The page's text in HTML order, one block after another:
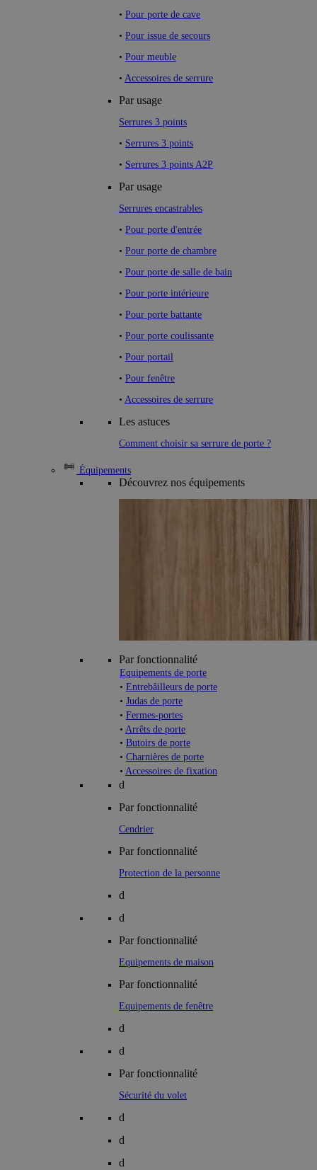
• Pour porte de cave
• Pour issue de secours
• Pour meuble
• Accessoires de serrure
Par usage
Serrures 3 points
• Serrures 3 points
• Serrures 3 points A2P
Par usage
Serrures encastrables
• Pour porte d'entrée
• Pour porte de chambre
• Pour porte de salle de bain
• Pour porte intérieure
• Pour porte battante
• Pour porte coulissante
• Pour portail
• Pour fenêtre
• Accessoires de serrure
Les astuces
Comment choisir sa serrure de porte ?
Équipements
Découvrez nos équipements
Par fonctionnalité
Equipements de porte
• Entrebâilleurs de porte
• Judas de porte
• Fermes-portes
• Arrêts de porte
• Butoirs de porte
• Charnières de porte
• Accessoires de fixation
d
Par fonctionnalité
Cendrier
Par fonctionnalité
Protection de la personne
d
d
Par fonctionnalité
Equipements de maison
Par fonctionnalité
Equipements de fenêtre
d
d
Par fonctionnalité
Sécurité du volet
d
d
d